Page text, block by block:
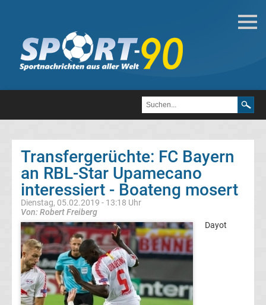
Fußball
Bundesliga
3.
Liga
DFB-
Pokal
Champions
Transfergerüchte: FC Bayern
an RBL-Star Upamecano
interessiert - Boateng mosert
Dienstag, 05.02.2019 - 13:18 Uhr
Von: Robert Freiberg
Dayot